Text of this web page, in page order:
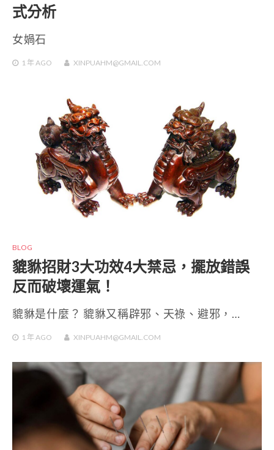
式分析
女媧石
1 年 AGO XINPUAHM@GMAIL.COM
BLOG
貔貅招財3大功效4大禁忌，擺放錯誤
反而破壞運氣！
貔貅是什麼？ 貔貅又稱辟邪、天祿、避邪，…
1 年 AGO XINPUAHM@GMAIL.COM